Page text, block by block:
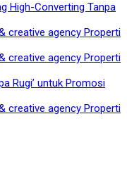
High-Converting Tanpa
creative agency Properti
creative agency Properti
Rugi’ untuk Promosi
creative agency Properti